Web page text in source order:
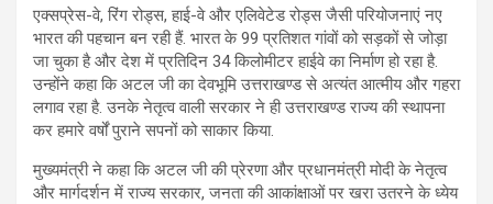
एक्सप्रेस-वे, रिंग रोड्स, हाई-वे और एलिवेटेड रोड्स जैसी परियोजनाएं नए
भारत की पहचान बन रही हैं. भारत के 99 प्रतिशत गांवों को सड़कों से जोड़ा
जा चुका है और देश में प्रतिदिन 34 किलोमीटर हाईवे का निर्माण हो रहा है.
उन्होंने कहा कि अटल जी का देवभूमि उत्तराखण्ड से अत्यंत आत्मीय और गहरा
लगाव रहा है. उनके नेतृत्व वाली सरकार ने ही उत्तराखण्ड राज्य की स्थापना
कर हमारे वर्षों पुराने सपनों को साकार किया.
मुख्यमंत्री ने कहा कि अटल जी की प्रेरणा और प्रधानमंत्री मोदी के नेतृत्व
और मार्गदर्शन में राज्य सरकार, जनता की आकांक्षाओं पर खरा उतरने के ध्येय